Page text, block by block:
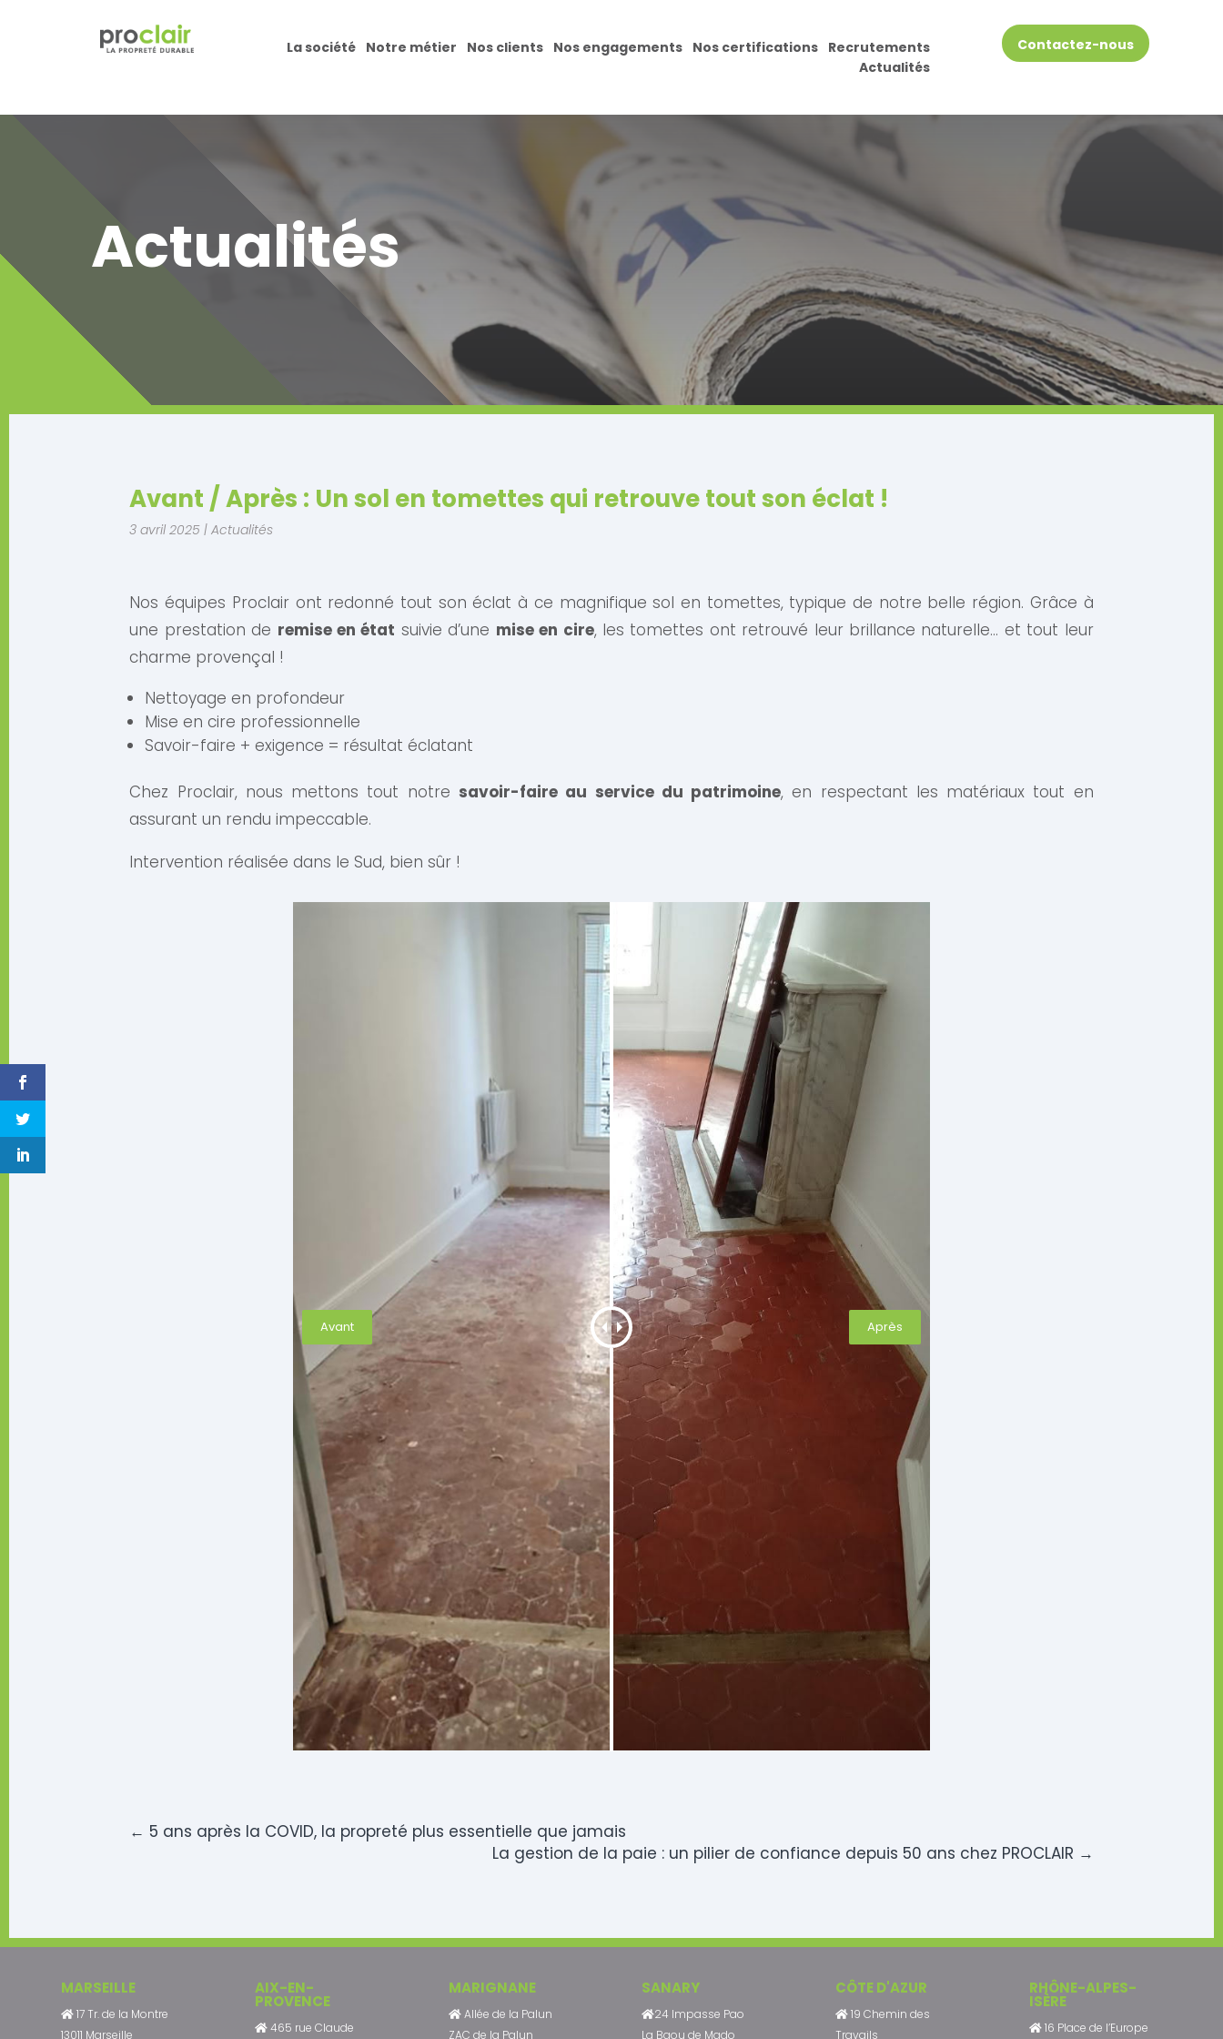
La société Notre métier Nos clients Nos engagements Nos certifications
Recrutements
Actualités
Contactez-nous
Actualités
Avant / Après : Un sol en tomettes qui retrouve tout son éclat !
3 avril 2025 |Actualités
Nos équipes Proclair ont redonné tout son éclat à ce magnifique sol en tomettes, typique de notre belle région. Grâce à
une prestation de remise en état suivie d’une mise en cire, les tomettes ont retrouvé leur brillance naturelle… et tout leur
charme provençal !
Nettoyage en profondeur
Mise en cire professionnelle
Savoir-faire + exigence = résultat éclatant
Chez Proclair, nous mettons tout notre savoir-faire au service du patrimoine, en respectant les matériaux tout en
assurant un rendu impeccable.
Intervention réalisée dans le Sud, bien sûr !
Avant Après
← 5 ans après la COVID, la propreté plus essentielle que jamais
La gestion de la paie : un pilier de confiance depuis 50 ans chez PROCLAIR →
MARSEILLE
17 Tr. de la Montre
13011 Marseille
AIX-EN-
PROVENCE
465 rue Claude
MARIGNANE
Allée de la Palun
ZAC de la Palun
SANARY
24 Impasse Pao
La Baou de Mado
CÔTE D'AZUR
19 Chemin des
Travails
RHÔNE-ALPES-
ISÈRE
16 Place de l’Europe